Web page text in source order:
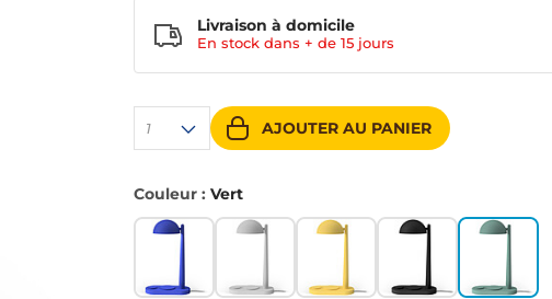
1 AJOUTER AU PANIER
Livraison à domicile
En stock dans + de 15 jours
Couleur : Vert